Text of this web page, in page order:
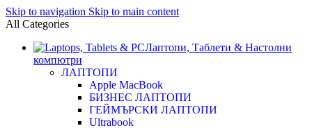
Skip to navigation Skip to main content
All Categories
Лаптопи, Таблети & Настолни
компютри
ЛАПТОПИ
Apple MacBook
БИЗНЕС ЛАПТОПИ
ГЕЙМЪРСКИ ЛАПТОПИ
Ultrabook